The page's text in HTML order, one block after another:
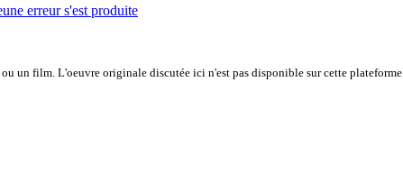
une erreur s'est produite
un film. L'oeuvre originale discutée ici n'est pas disponible sur cette plateforme.